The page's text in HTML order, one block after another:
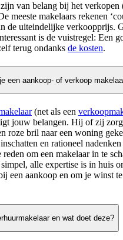
van belang bij het verkopen
meeste makelaars rekenen
de uiteindelijke verkoopprijs.
is de vuistregel: Een
terug ondanks de kosten.
een aankoop- of verkoop
(net als een
jouw belangen. Hij of zij
roze bril naar een woning
en rationeel
om een makelaar in te
alle expertise is in huis
een aankoop en om je winst
en wat doet deze?